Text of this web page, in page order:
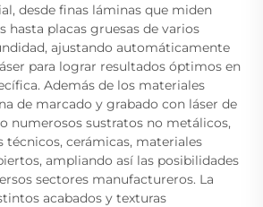
desde finas láminas que miden
hasta placas gruesas de varios
ajustando automáticamente
para lograr resultados óptimos en
Además de los materiales
de marcado y grabado con láser de
numerosos sustratos no metálicos,
técnicos, cerámicas, materiales
ampliando así las posibilidades
sectores manufactureros. La
acabados y texturas